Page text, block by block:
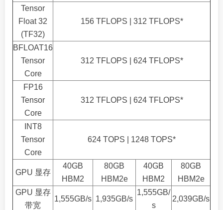
Tensor
Float 32
(TF32)
156 TFLOPS | 312 TFLOPS*
BFLOAT16
Tensor
Core
312 TFLOPS | 624 TFLOPS*
FP16
Tensor
Core
312 TFLOPS | 624 TFLOPS*
INT8
Tensor
Core
624 TOPS | 1248 TOPS*
GPU 显存
40GB
HBM2
80GB
HBM2e
40GB
HBM2
80GB
HBM2e
GPU 显存
带宽
1,555GB/s 1,935GB/s
1,555GB/
s
2,039GB/s